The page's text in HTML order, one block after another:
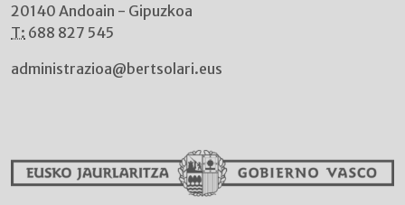
20140 Andoain - Gipuzkoa
T: 688 827 545
administrazioa@bertsolari.eus